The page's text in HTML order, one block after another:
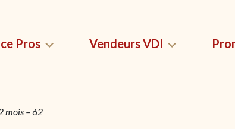
Pros Vendeurs VDI
mois – 62